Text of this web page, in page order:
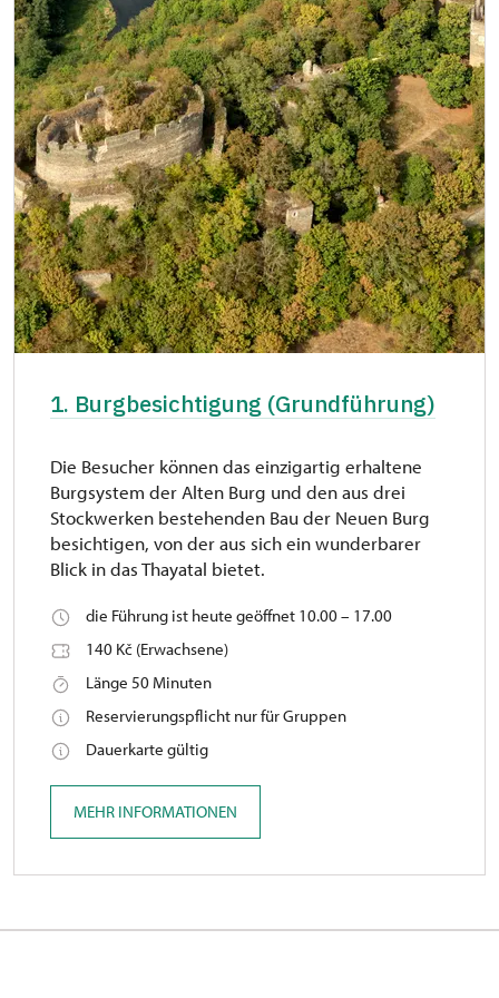
1. Burgbesichtigung (Grundführung)
Die Besucher können das einzigartig erhaltene
Burgsystem der Alten Burg und den aus drei
Stockwerken bestehenden Bau der Neuen Burg
besichtigen, von der aus sich ein wunderbarer
Blick in das Thayatal bietet.
die Führung ist heute geöffnet 10.00 – 17.00
140 Kč (Erwachsene)
Länge 50 Minuten
Reservierungspflicht nur für Gruppen
Dauerkarte gültig
MEHR INFORMATIONEN